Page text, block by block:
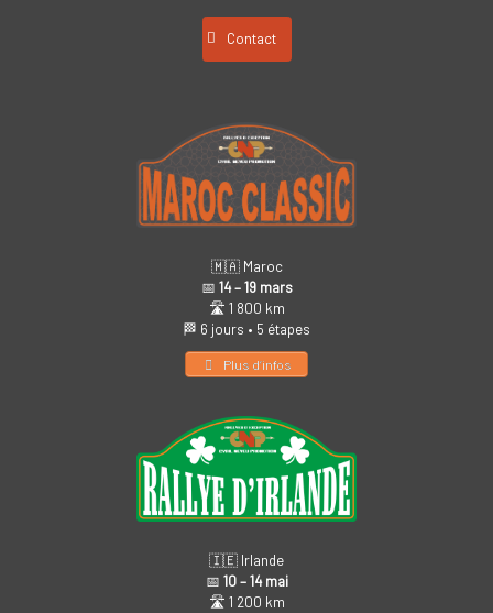
Contact
🇲🇦 Maroc
📅 14 – 19 mars
🛣️ 1 800 km
🏁 6 jours • 5 étapes
Plus d’infos
🇮🇪 Irlande
📅 10 – 14 mai
🛣️ 1 200 km